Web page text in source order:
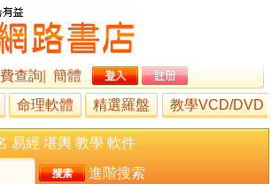
查詢
簡體
命理軟體 精選羅盤 教學VCD/DVD
易經 堪輿 教學 軟件
進階搜索